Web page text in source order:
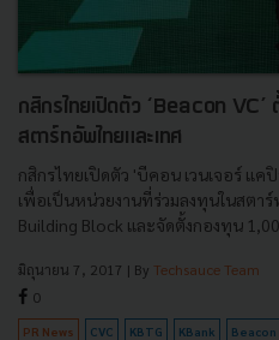
กสิกรไทยเปิดตัว ‘Beacon
สตาร์ทอัพไทยและเทศ
กสิกรไทยเปิดตัว 'บีคอน เวนเจอร์ แค
เพื่อเป็นหน่วยงานที่ร่วมลงทุนในสตา
Building Block และจัดตั้งกองทุน
มิถุนายน 7, 2017 | By Techsauce Team
0
PR News CVC KBTG KBank Beacon